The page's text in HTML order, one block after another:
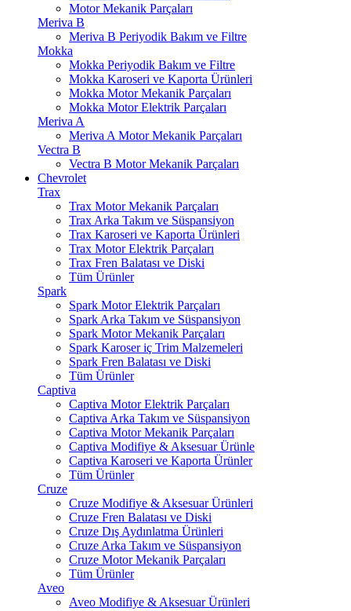
Motor Mekanik Parçaları
Meriva B
Meriva B Periyodik Bakım ve Filtre
Mokka
Mokka Periyodik Bakım ve Filtre
Mokka Karoseri ve Kaporta Ürünleri
Mokka Motor Mekanik Parçaları
Mokka Motor Elektrik Parçaları
Meriva A
Meriva A Motor Mekanik Parçaları
Vectra B
Vectra B Motor Mekanik Parçaları
Chevrolet
Trax
Trax Motor Mekanik Parçaları
Trax Arka Takım ve Süspansiyon
Trax Karoseri ve Kaporta Ürünleri
Trax Motor Elektrik Parçaları
Trax Fren Balatası ve Diski
Tüm Ürünler
Spark
Spark Motor Elektrik Parçaları
Spark Arka Takım ve Süspansiyon
Spark Motor Mekanik Parçaları
Spark Karoser iç Trim Malzemeleri
Spark Fren Balatası ve Diski
Tüm Ürünler
Captiva
Captiva Motor Elektrik Parçaları
Captiva Arka Takım ve Süspansiyon
Captiva Motor Mekanik Parçaları
Captiva Modifiye & Aksesuar Ürünle
Captiva Karoseri ve Kaporta Ürünler
Tüm Ürünler
Cruze
Cruze Modifiye & Aksesuar Ürünleri
Cruze Fren Balatası ve Diski
Cruze Dış Aydınlatma Ürünleri
Cruze Arka Takım ve Süspansiyon
Cruze Motor Mekanik Parçaları
Tüm Ürünler
Aveo
Aveo Modifiye & Aksesuar Ürünleri